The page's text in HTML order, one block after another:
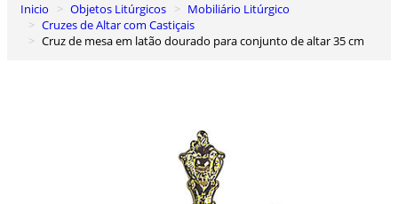
0
Carrinho de Compras
Inicio Objetos Litúrgicos
Mobiliário Litúrgico
Cruzes de Altar com Castiçais
Cruz de mesa em latão dourado para conjunto de altar 35 cm